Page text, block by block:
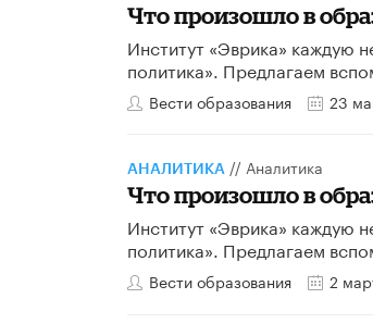
Что произошло в
Институт «Эврика» каждую
политика». Предлагаем
Вести образования 23
АНАЛИТИКА //Аналитика
Что произошло в
Институт «Эврика» каждую
политика». Предлагаем
Вести образования 2